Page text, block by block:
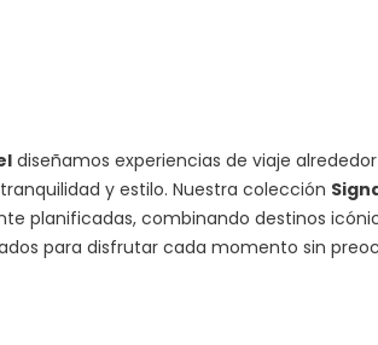
diseñamos experiencias de viaje
y estilo. Nuestra colección
planificadas, combinando destinos
para disfrutar cada momento sin